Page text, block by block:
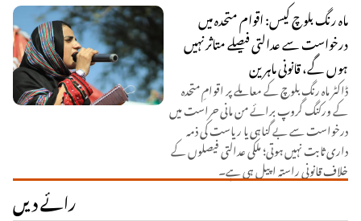
ماہ رنگ بلوچ کیس: اقوام متحدہ میں
درخواست سے عدالتی فیصلے متاثر نہیں
ہوں گے، قانونی ماہرین
ڈاکٹر ماہ رنگ بلوچ کے معاملے پر اقوامِ متحدہ
کے ورکنگ گروپ برائے من مانی حراست میں
درخواست سے بے گناہی یا ریاست کی ذمہ
داری ثابت نہیں ہوتی؛ ملکی عدالتی فیصلوں کے
خلاف قانونی راستہ اپیل ہی ہے۔
رائے دیں